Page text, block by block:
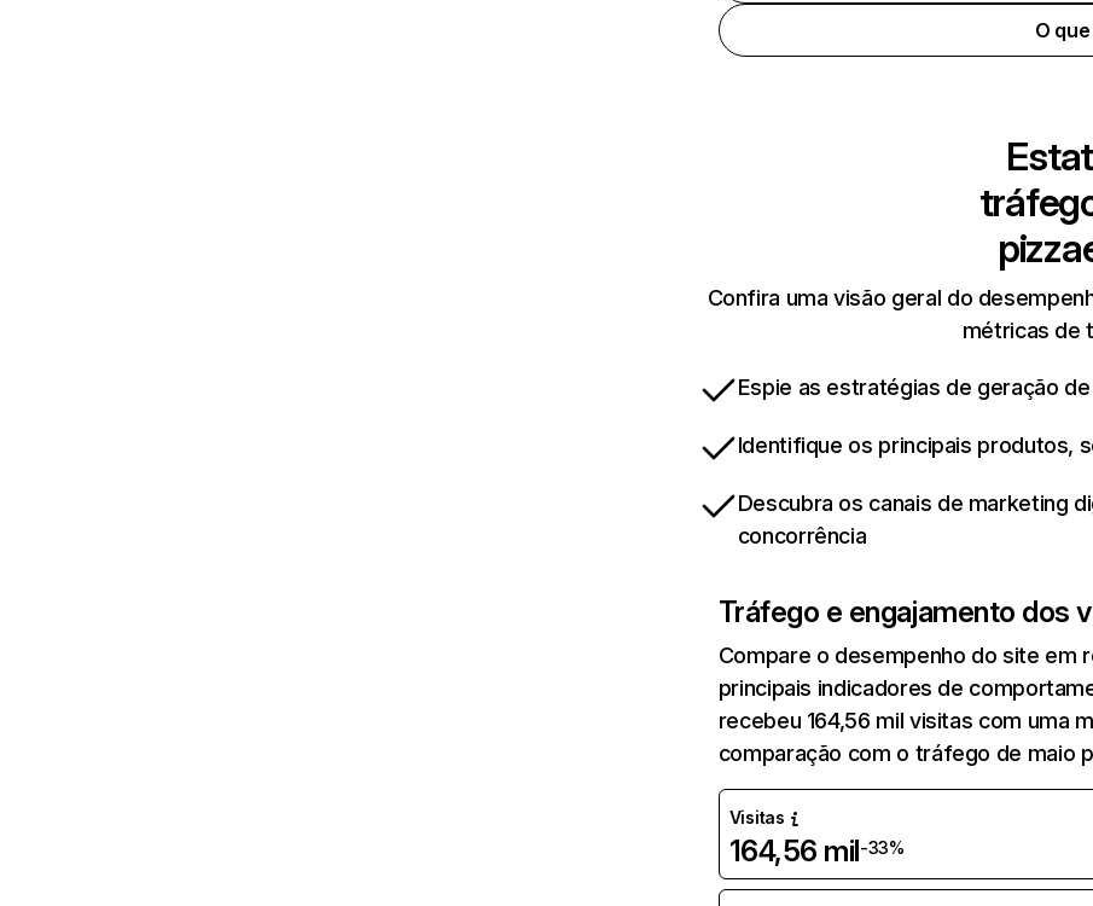
O
Confira uma visão geral do
métricas de
Espie as estratégias de geração
Identifique os principais produtos,
Descubra os canais de marketing
concorrência
Tráfego e engajamento dos
Compare o desempenho do site em
principais indicadores de
recebeu 164,56 mil visitas com uma
comparação com o tráfego de maio
Visitas
164,56 mil-33%